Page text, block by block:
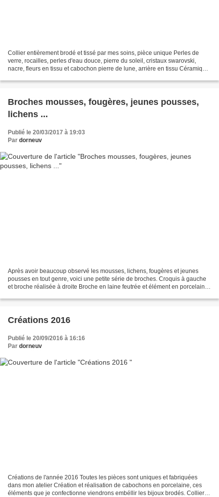
Collier entièrement brodé et tissé par mes soins, pièce unique Perles de
verre, rocailles, perles d'eau douce, pierre du soleil, cristaux swarovski,
nacre, fleurs en tissu et cabochon pierre de lune, arrière en tissu Céramique
Broches mousses, fougères, jeunes pousses,
lichens ...
Publié le 20/03/2017 à 19:03
Par dorneuv
Après avoir beaucoup observé les mousses, lichens, fougères et jeunes
pousses en tout genre, voici une petite série de broches. Croquis à gauche
et broche réalisée à droite Broche en laine feutrée et élément en porcelaine,
Créations 2016
Publié le 20/09/2016 à 16:16
Par dorneuv
Créations de l'année 2016 Toutes les pièces sont uniques et fabriquées
dans mon atelier Création et réalisation de cabochons en porcelaine, ces
éléments que je confectionne viendrons embéllir les bijoux brodés. Collier